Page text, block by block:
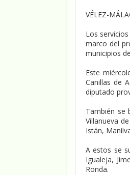
VÉLEZ-
Los
marco del
municipios
Este
Canillas de
diputado
También se
Villanueva
Istán,
A estos se
Igualeja,
Ronda.